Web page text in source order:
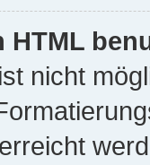
HTML
nicht